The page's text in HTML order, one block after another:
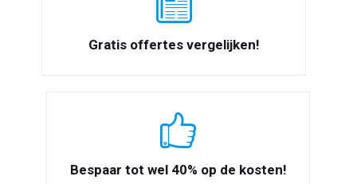
Gratis offertes vergelijken!
Bespaar tot wel 40% op de kosten!